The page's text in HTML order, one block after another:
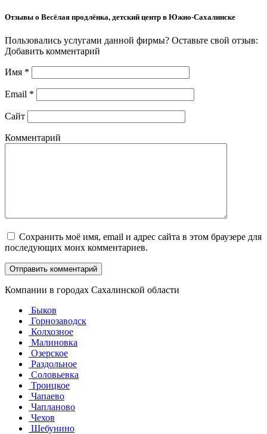
Отзывы о Весёлая продлёнка, детский центр в Южно-Сахалинске
Пользовались услугами данной фирмы? Оставьте свой отзыв:
Добавить комментарий
Имя *
Email *
Сайт
Комментарий
Сохранить моё имя, email и адрес сайта в этом браузере для
последующих моих комментариев.
Компании в городах Сахалинской области
Быков
Горнозаводск
Колхозное
Малиновка
Озерское
Раздольное
Соловьевка
Троицкое
Чапаево
Чапланово
Чехов
Шебунино